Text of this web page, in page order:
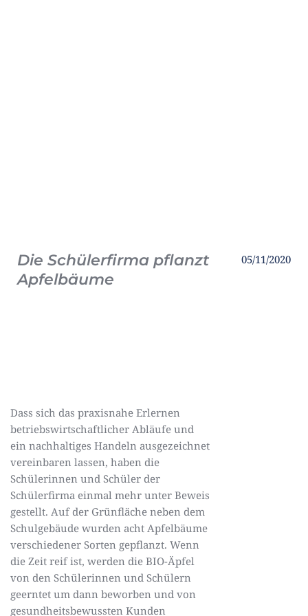
Die Schülerfirma pflanzt
Apfelbäume
05/11/2020
Dass sich das praxisnahe Erlernen
betriebswirtschaftlicher Abläufe und
ein nachhaltiges Handeln ausgezeichnet
vereinbaren lassen, haben die
Schülerinnen und Schüler der
Schülerfirma einmal mehr unter Beweis
gestellt. Auf der Grünfläche neben dem
Schulgebäude wurden acht Apfelbäume
verschiedener Sorten gepflanzt. Wenn
die Zeit reif ist, werden die BIO-Äpfel
von den Schülerinnen und Schülern
geerntet um dann beworben und von
gesundheitsbewussten Kunden